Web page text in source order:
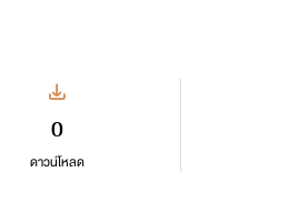
0
ดาวน์โหลด